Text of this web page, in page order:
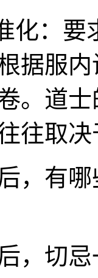
化：
据服
。道
往取
，有
，切